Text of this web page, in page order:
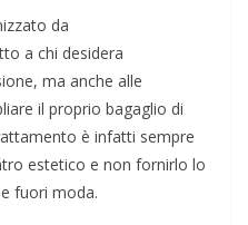
da
a chi desidera
ma anche alle
il proprio bagaglio di
è infatti sempre
estetico e non fornirlo lo
fuori moda.